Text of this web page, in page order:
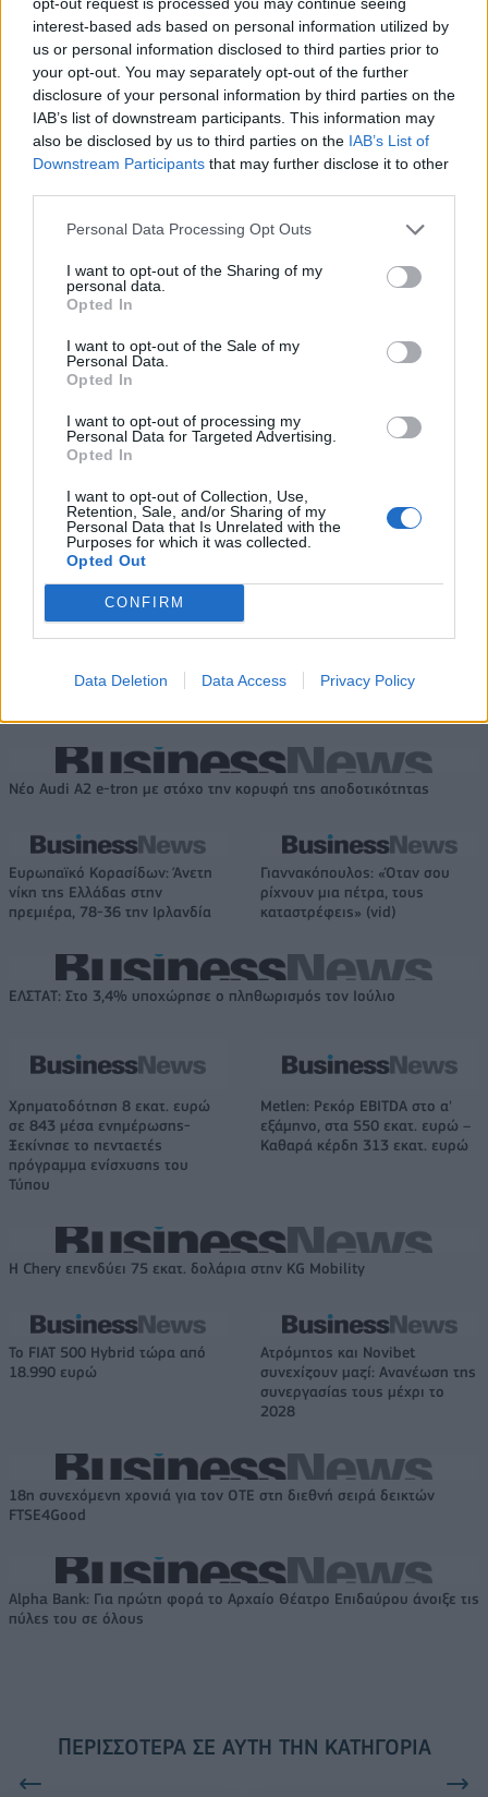
interest-based ads based on personal information utilized by
us or personal information disclosed to third parties prior to
your opt-out. You may separately opt-out of the further
disclosure of your personal information by third parties on the
IAB’s list of downstream participants. This information may
also be disclosed by us to third parties on the IAB’s List of
Downstream Participants that may further disclose it to other
Personal Data Processing Opt Outs
I want to opt-out of the Sharing of my
personal data.
Opted In
I want to opt-out of the Sale of my
Personal Data.
Opted In
I want to opt-out of processing my
Personal Data for Targeted Advertising.
Opted In
I want to opt-out of Collection, Use,
Retention, Sale, and/or Sharing of my
Personal Data that Is Unrelated with the
Purposes for which it was collected.
Opted Out
CONFIRM
Data Deletion Data Access Privacy Policy
Νεάνιδες, ήττα 66-74 από τη Λιθουανία στην παράταση
Ο Ένες Καντέρ θέλει να
δηλώσει συμμετοχή στο ντραφτ
του WNBA!
Fourlis: Συμφωνία για την
πώληση συμμετοχής στο Sofia
South Ring Mall έναντι 49,35
Β.Σ. Καρούλιας: Τζίρος 98,7 εκατ. ευρώ και αύξηση κερδών 57% - Τα
νέα στοιχήματα σε low & non alcohol
Χρηματοοικονομικός
σύμβουλος της ΔΕΗ για την
είσοδο στην πολωνική αγορά
στήριξης- Κάλυψη εισφορών
IAB Hellas: Νέα Διοικούσα Επιτροπή και νέο Διοικητικό Συμβούλιο -
Πρόεδρος ο Γαληνός Γιαγλής
μπαταριών για τα υβριδικά της
ευρωπαϊκή
Νέο Audi A2 e-tron με στόχο την κορυφή της αποδοτικότητας
Ευρωπαϊκό Κορασίδων: Άνετη
νίκη της Ελλάδας στην
πρεμιέρα, 78-36 την Ιρλανδία
Γιαννακόπουλος: «Όταν σου
ρίχνουν μια πέτρα, τους
καταστρέφεις» (vid)
ΕΛΣΤΑΤ: Στο 3,4% υποχώρησε ο πληθωρισμός τον Ιούλιο
Χρηματοδότηση 8 εκατ. ευρώ
σε 843 μέσα ενημέρωσης-
Ξεκίνησε το πενταετές
πρόγραμμα ενίσχυσης του
Τύπου
Metlen: Ρεκόρ EBITDA στο α'
εξάμηνο, στα 550 εκατ. ευρώ –
Καθαρά κέρδη 313 εκατ. ευρώ
Η Chery επενδύει 75 εκατ. δολάρια στην KG Mobility
Το FIAT 500 Hybrid τώρα από
18.990 ευρώ
Ατρόμητος και Novibet
συνεχίζουν μαζί: Ανανέωση της
συνεργασίας τους μέχρι το
2028
18η συνεχόμενη χρονιά για τον ΟΤΕ στη διεθνή σειρά δεικτών
FTSE4Good
Alpha Bank: Για πρώτη φορά το Αρχαίο Θέατρο Επιδαύρου άνοιξε τις
πύλες του σε όλους
ΠΕΡΙΣΣΌΤΕΡΑ ΣΕ ΑΥΤΉ ΤΗΝ ΚΑΤΗΓΟΡΊΑ